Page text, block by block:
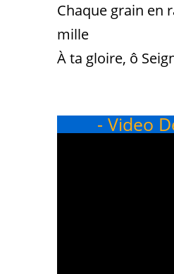
Chaque grain en
mille
À ta gloire, ô
- Video